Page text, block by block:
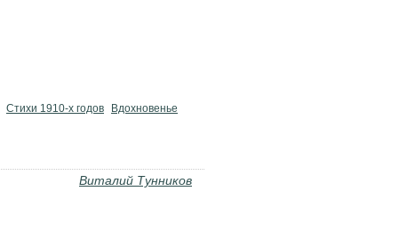
Стихи 1910-х годов Вдохновенье
Виталий Тунников